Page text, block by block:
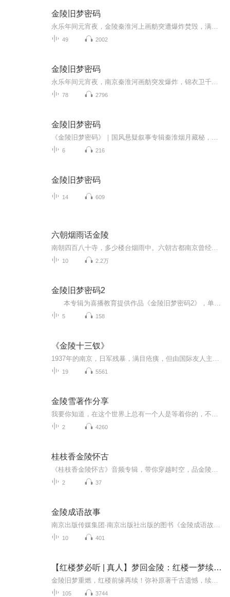
金陵旧梦密码
49 2002
金陵旧梦密码
78 2796
金陵旧梦密码
6 216
金陵旧梦密码
14 609
六朝烟雨话金陵
10 2.2万
金陵旧梦密码2
5 158
《金陵十三钗》
19 5561
金陵雪著作分享
2 4260
桂枝香金陵怀古
2 37
金陵成语故事
10 401
【红楼梦必听 | 真人】梦回金陵：红楼一梦续前缘 | 穿越
105 3744